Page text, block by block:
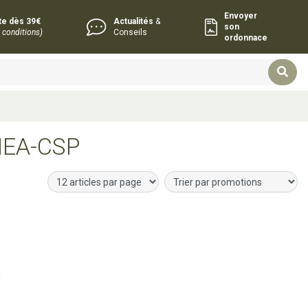
dès 39€
conditions)
Actualités &
Conseils
Envoyer
son
ordonnace
CSP